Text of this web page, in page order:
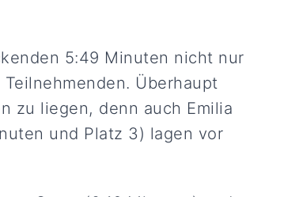
5:49 Minuten nicht nur
Überhaupt
zu liegen, denn auch Emilia
und Platz 3) lagen vor